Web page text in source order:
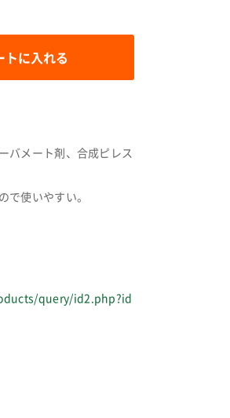
トに入れる
バメート剤、合成ピレス
使いやすい。
query/id2.php?id